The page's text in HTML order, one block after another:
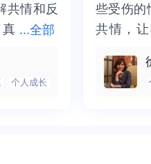
...全部
共情和反
的力量。
路要走，
🙏❤️
共情和反
实的那
。虽然不
，但我很
个人成长
些受伤的
共情，
一部分
而且当
些受伤的
共情，让
处理的
询师准